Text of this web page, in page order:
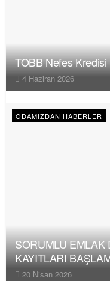
TOBB Nefes Kredisi
4 Haziran 2026
ODAMIZDAN HABERLER
SORUMLU EMLAK
KAYITLARI
20 Nisan 2026